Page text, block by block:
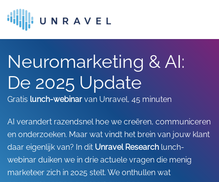
Skip to main content
Neuromarketing & AI:
De 2025 Update
Gratis lunch-webinar van Unravel, 45 minuten
AI verandert razendsnel hoe we creëren, communiceren
en onderzoeken. Maar wat vindt het brein van jouw klant
daar eigenlijk van? In dit Unravel Research lunch-
webinar duiken we in drie actuele vragen die menig
marketeer zich in 2025 stelt. We onthullen wat